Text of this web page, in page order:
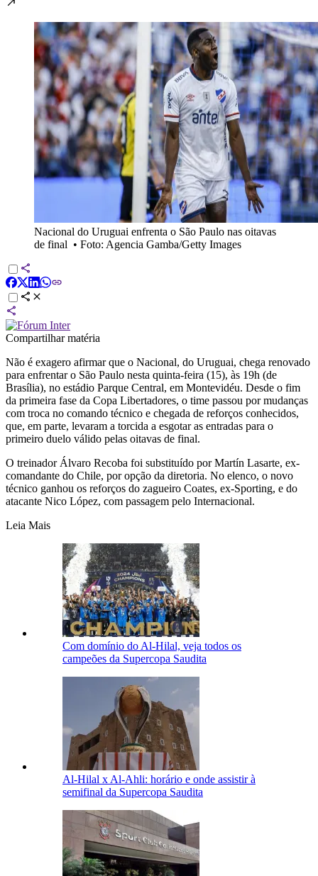
Nacional do Uruguai enfrenta o São Paulo nas oitavas
de final • Foto: Agencia Gamba/Getty Images
Compartilhar matéria
Não é exagero afirmar que o Nacional, do Uruguai, chega renovado
para enfrentar o São Paulo nesta quinta-feira (15), às 19h (de
Brasília), no estádio Parque Central, em Montevidéu. Desde o fim
da primeira fase da Copa Libertadores, o time passou por mudanças
com troca no comando técnico e chegada de reforços conhecidos,
que, em parte, levaram a torcida a esgotar as entradas para o
primeiro duelo válido pelas oitavas de final.
O treinador Álvaro Recoba foi substituído por Martín Lasarte, ex-
comandante do Chile, por opção da diretoria. No elenco, o novo
técnico ganhou os reforços do zagueiro Coates, ex-Sporting, e do
atacante Nico López, com passagem pelo Internacional.
Leia Mais
Com domínio do Al-Hilal, veja todos os
campeões da Supercopa Saudita
Al-Hilal x Al-Ahli: horário e onde assistir à
semifinal da Supercopa Saudita